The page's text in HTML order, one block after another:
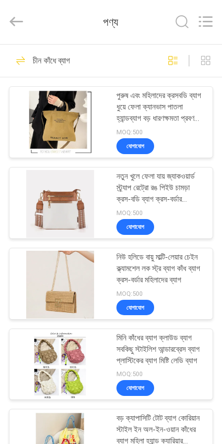
পণ্য
আমাদের
সম্পর্কে
কারখানা
PRIVACY
POLICY
Rights
Reserved.
ECER
ইভা হার্ড কেস
69
ইভা স্টোরেজ কেস
49
ইভা বহন মামলা
33
টাকার লকিং ব্যাগ
পণ্য
চীন কাঁধে ব্যাগ
পুরুষ এবং মহিলাদের ক্রসবডি ব্যাগ
ধুয়ে ফেলা ক্যানভাস পাতলা
হ্যান্ডব্যাগ বড় ধারণক্ষমতা প্রবণতা
আরবান আর্ট স্টুডেন্ট ব্যাগ
MOQ:500
যোগাযোগ
নতুন খুলে ফেলা যায় জ্যাকওয়ার্ড
স্ট্র্যাপ রেট্রো রঙ পিইউ চামড়া
ক্রস-বডি ব্যাগ ক্রস-বর্ডার
মহিলাদের ব্যাগ
MOQ:500
যোগাযোগ
নিউ হলিডে বায়ু মাল্টি-লেয়ার চেইন
ক্ল্যামশেল লক স্ট্র ব্যাগ কাঁধ ব্যাগ
ক্রস-বর্ডার মহিলাদের ব্যাগ
MOQ:500
যোগাযোগ
মিনি কাঁধের ব্যাগ ক্লাউড ব্যাগ
সবকিছু স্টাইলিশ আন্ডারব্রেস ব্যাগ
প্লাস্টিকের ব্যাগ মিষ্টি লেডি ব্যাগ
MOQ:500
যোগাযোগ
বড় ক্যাপাসিটি টোট ব্যাগ কোরিয়ান
স্টাইল ইন অল-ইন-ওয়ান কাঁধের
ব্যাগ মহিলা হ্যান্ড ক্যারিয়ার